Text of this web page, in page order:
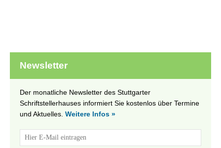
Newsletter
Der monatliche Newsletter des Stuttgarter
Schriftstellerhauses informiert Sie kostenlos über Termine
und Aktuelles. Weitere Infos »